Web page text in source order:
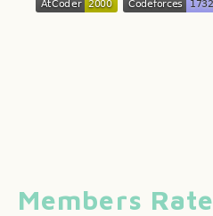
Members Rate